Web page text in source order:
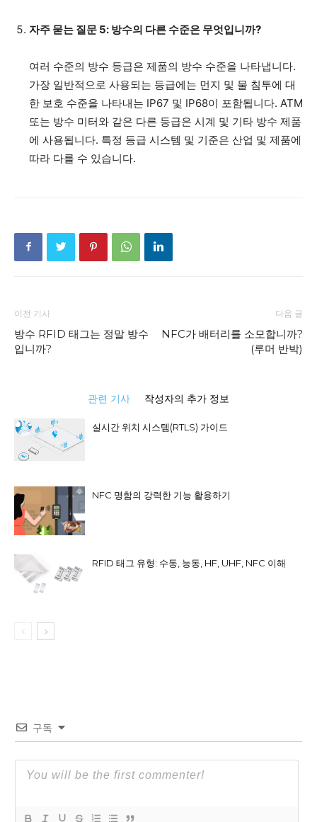
자주 묻는 질문 5: 방수의 다른 수준은 무엇입니까?
여러 수준의 방수 등급은 제품의 방수 수준을 나타냅니다.
가장 일반적으로 사용되는 등급에는 먼지 및 물 침투에 대
한 보호 수준을 나타내는 IP67 및 IP68이 포함됩니다. ATM
또는 방수 미터와 같은 다른 등급은 시계 및 기타 방수 제품
에 사용됩니다. 특정 등급 시스템 및 기준은 산업 및 제품에
따라 다를 수 있습니다.
이전 기사
방수 RFID 태그는 정말 방수
입니까?
다음 글
NFC가 배터리를 소모합니까?
(루머 반박)
관련 기사 작성자의 추가 정보
실시간 위치 시스템(RTLS) 가이드
NFC 명함의 강력한 기능 활용하기
RFID 태그 유형: 수동, 능동, HF, UHF, NFC 이해
구독